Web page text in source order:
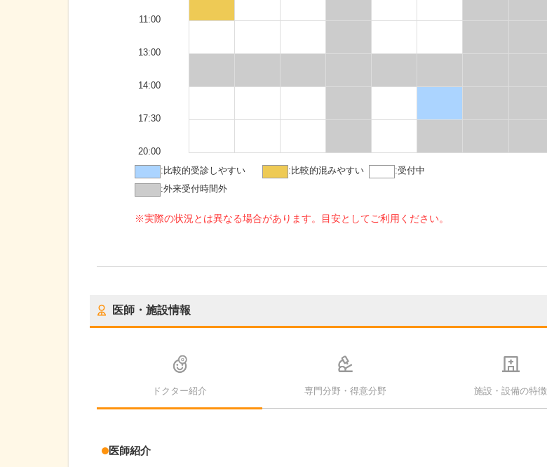
11:00
13:00
14:00
17:30
20:00
: 比較的受診しやすい : 比較的混みやすい :受付中
:外来受付時間外
※実際の状況とは異なる場合があります。目安としてご利用ください。
医師・施設情報
ドクター紹介 専門分野・得意分野 施設・設備の特徴
医師紹介